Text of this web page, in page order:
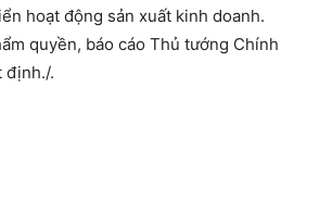
hoạt động sản xuất kinh doanh.
quyền, báo cáo Thủ tướng Chính
định./.